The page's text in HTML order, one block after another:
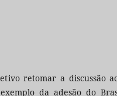
retomar a discussão
da adesão do